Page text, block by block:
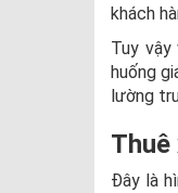
khách
Tuy
huống
lường
Thuê
Đây là